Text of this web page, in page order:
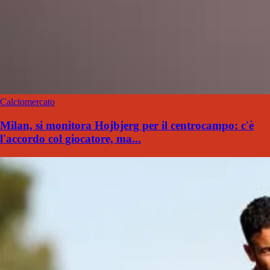
Calciomercato
Milan, si monitora Hojbjerg per il centrocampo: c'è
l'accordo col giocatore, ma...